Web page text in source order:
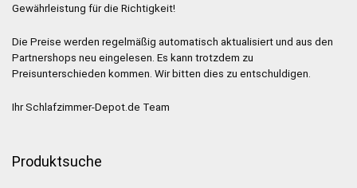
Gewährleistung für die Richtigkeit!
Die Preise werden regelmäßig automatisch aktualisiert und aus den
Partnershops neu eingelesen. Es kann trotzdem zu
Preisunterschieden kommen. Wir bitten dies zu entschuldigen.
Ihr Schlafzimmer-Depot.de Team
Produktsuche